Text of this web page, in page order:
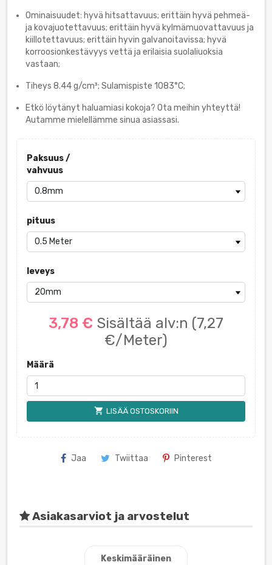
Ominaisuudet: hyvä hitsattavuus; erittäin hyvä pehmeä-
ja kovajuotettavuus; erittäin hyvä kylmämuovattavuus ja
kiillotettavuus; erittäin hyvin galvanoitavissa; hyvä
korroosionkestävyys vettä ja erilaisia suolaliuoksia
vastaan;
Tiheys 8.44 g/cm³; Sulamispiste 1083°C;
Etkö löytänyt haluamiasi kokoja? Ota meihin yhteyttä!
Autamme mielellämme sinua asiassasi.
Paksuus /
vahvuus
pituus
leveys
3,78 € Sisältää alv:n (7,27
€/Meter)
Määrä
shopping_cart LISÄÄ OSTOSKORIIN
Jaa Twiittaa Pinterest
Asiakasarviot ja arvostelut
Keskimääräinen